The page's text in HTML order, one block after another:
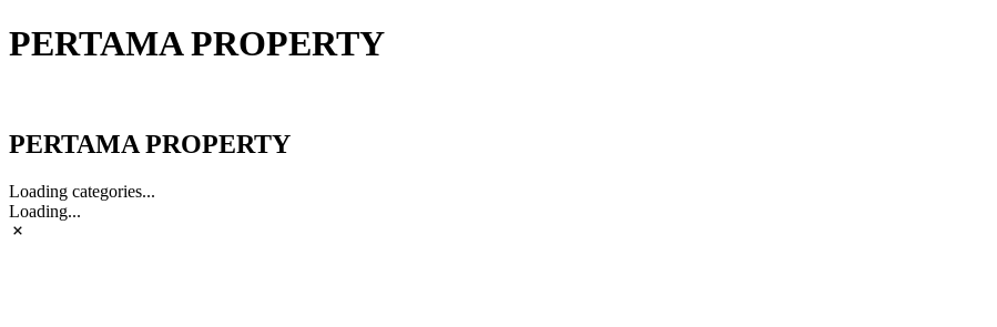
PERTAMA PROPERTY
PERTAMA PROPERTY
Loading categories...
Loading...